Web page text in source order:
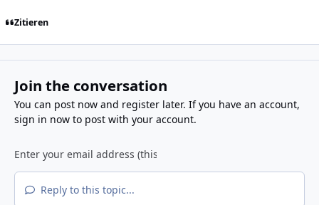
Zitieren
Join the conversation
You can post now and register later. If you have an account,
sign in nowto post with your account.
Reply to this topic...